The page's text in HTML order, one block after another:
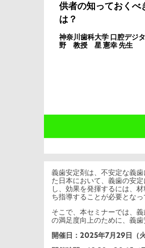
供者の知っておくべ
は？
神奈川歯科大学 口腔デジ
野 教授 星 憲幸 先生
義歯安定剤は、不安定な義
た日本において、義歯の安
し、効果を発揮するには、
ち指導することが必要となっ
そこで、本セミナーでは、
の満足度向上のために、義
開催日：2025年7月29日（火